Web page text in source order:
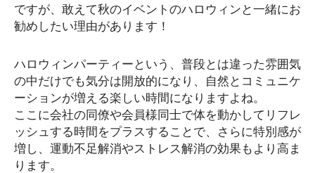
ですが、敢えて秋のイベントのハロウィンと一緒にお
勧めしたい理由があります！
ハロウィンパーティーという、普段とは違った雰囲気
の中だけでも気分は開放的になり、自然とコミュニケ
ーションが増える楽しい時間になりますよね。
ここに会社の同僚や会員様同士で体を動かしてリフレ
ッシュする時間をプラスすることで、さらに特別感が
増し、運動不足解消やストレス解消の効果もより高ま
ります。